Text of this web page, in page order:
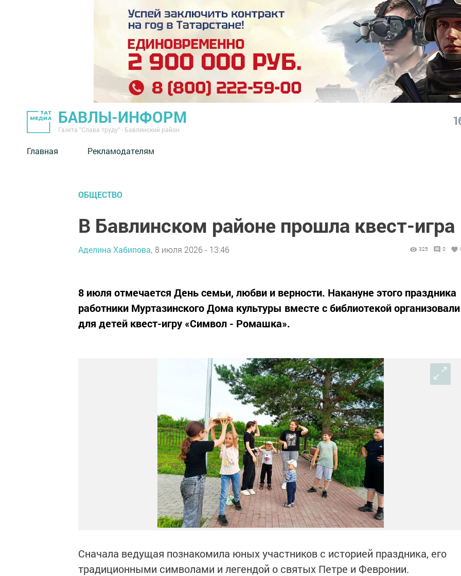
БАВЛЫ-ИНФОРМ
Газета "Слава труду" - Бавлинский район
Главная Рекламодателям
ОБЩЕСТВО
В Бавлинском районе прошла квест-игра
Аделина Хабипова, 8 июля 2026 - 13:46 325 0
8 июля отмечается День семьи, любви и верности. Накануне этого праздника
работники Муртазинского Дома культуры вместе с библиотекой организовали
для детей квест-игру «Символ - Ромашка».
Сначала ведущая познакомила юных участников с историей праздника, его
традиционными символами и легендой о святых Петре и Февронии.